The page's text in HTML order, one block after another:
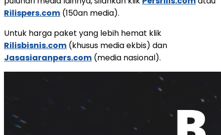
Rilispers.com (150an media).
Untuk harga paket yang lebih hemat klik
Rilisbisnis.com (khusus media ekbis) dan
Jasasiaranpers.com (media nasional).